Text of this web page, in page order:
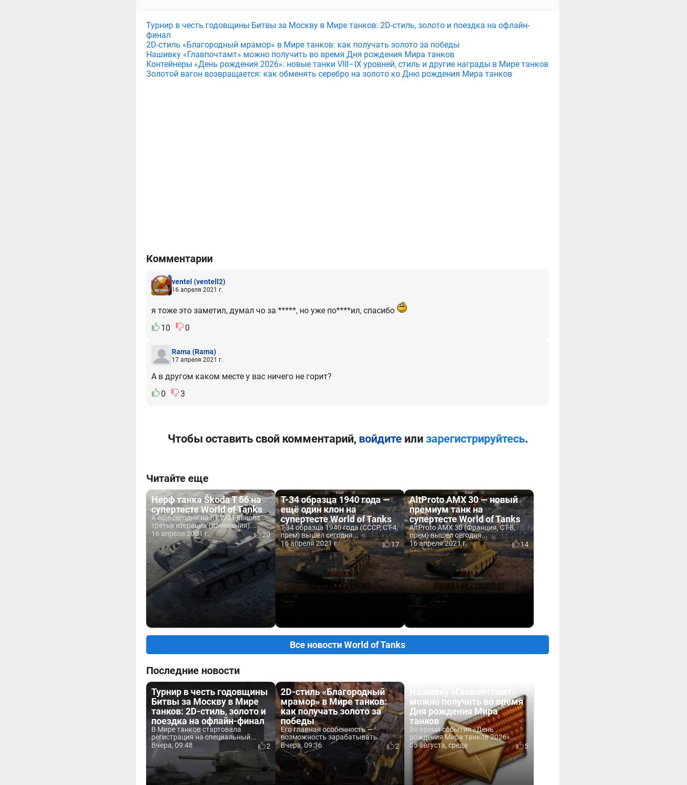
Турнир в честь годовщины Битвы за Москву в Мире танков: 2D-стиль, золото и поездка на офлайн-
финал
2D-стиль «Благородный мрамор» в Мире танков: как получать золото за победы
Нашивку «Главпочтамт» можно получить во время Дня рождения Мира танков
Контейнеры «День рождения 2026»: новые танки VIII–IX уровней, стиль и другие награды в Мире танков
Золотой вагон возвращается: как обменять серебро на золото ко Дню рождения Мира танков
Комментарии
ventel (ventell2)
16 апреля 2021 г.
я тоже это заметил, думал чо за *****, но уже по****ил, спасибо
10
0
Rama (Rama)
17 апреля 2021 г.
А в другом каком месте у вас ничего не горит?
0
3
Чтобы оставить свой комментарий, войдитеили зарегистрируйтесь.
Читайте еще
Нерф танка Škoda T 56 на
супертесте World of Tanks
А ещё сегодня на ST WOT вышла
третья итерация (изменения)...
16 апреля 2021 г.
20
Т-34 образца 1940 года —
ещё один клон на
супертесте World of Tanks
Т-34 образца 1940 года (СССР, СТ-4,
прем) вышел сегодня...
16 апреля 2021 г.
17
AltProto AMX 30 — новый
премиум танк на
супертесте World of Tanks
AltProto AMX 30 (Франция, СТ-8,
прем) вышел сегодня...
16 апреля 2021 г.
14
Все новости World of Tanks
Последние новости
Турнир в честь годовщины
Битвы за Москву в Мире
танков: 2D-стиль, золото и
поездка на офлайн-финал
В Мире танков стартовала
регистрация на специальный...
Вчера, 09:48
2
2D-стиль «Благородный
мрамор» в Мире танков:
как получать золото за
победы
Его главная особенность —
возможность зарабатывать...
Вчера, 09:36
2
Нашивку «Главпочтамт»
можно получить во время
Дня рождения Мира
танков
Во время события «День
рождения Мира танков 2026»...
05 августа, среда
5